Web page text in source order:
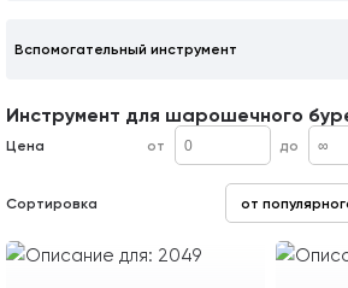
Вспомогательный инструмент
Инструмент для шарошечного
Цена от до
Сортировка